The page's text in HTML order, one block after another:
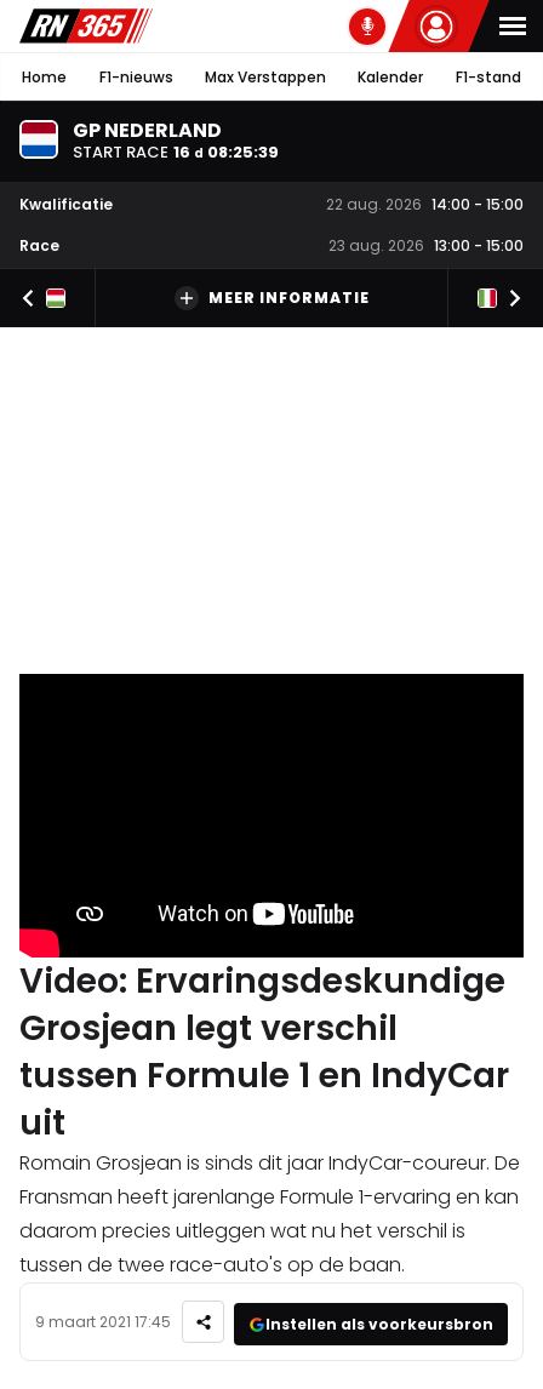
Home F1-nieuws Max Verstappen Kalender F1-stand
GP NEDERLAND
START RACE 16 d 08:25:39
Kwalificatie 22 aug. 2026 14:00 - 15:00
Race
23 aug. 2026 13:00 - 15:00
MEER INFORMATIE
Video: Ervaringsdeskundige
Grosjean legt verschil
tussen Formule 1 en IndyCar
uit
Romain Grosjean is sinds dit jaar IndyCar-coureur. De
Fransman heeft jarenlange Formule 1-ervaring en kan
daarom precies uitleggen wat nu het verschil is
tussen de twee race-auto's op de baan.
9 maart 2021 17:45 Instellen als voorkeursbron